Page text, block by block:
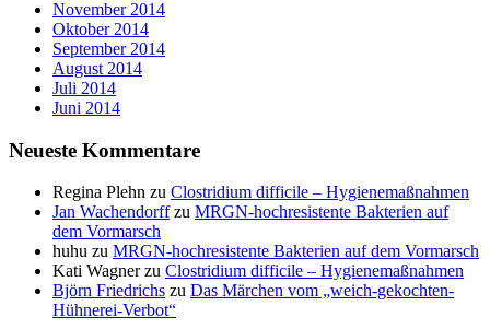
November 2014
Oktober 2014
September 2014
August 2014
Juli 2014
Juni 2014
Neueste Kommentare
Regina Plehn zu Clostridium difficile – Hygienemaßnahmen
Jan Wachendorffzu MRGN-hochresistente Bakterien auf
dem Vormarsch
huhu zu MRGN-hochresistente Bakterien auf dem Vormarsch
Kati Wagnerzu Clostridium difficile – Hygienemaßnahmen
Björn Friedrichs zu Das Märchen vom „weich-gekochten-
Hühnerei-Verbot“